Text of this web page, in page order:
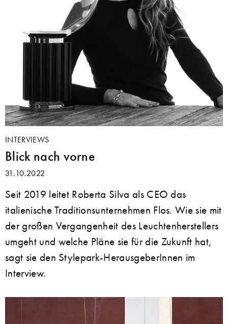
INTERVIEWS
Blick nach vorne
31.10.2022
Seit 2019 leitet Roberta Silva als CEO das
italienische Traditionsunternehmen Flos. Wie sie mit
der großen Vergangenheit des Leuchtenherstellers
umgeht und welche Pläne sie für die Zukunft hat,
sagt sie den Stylepark-HerausgeberInnen im
Interview.